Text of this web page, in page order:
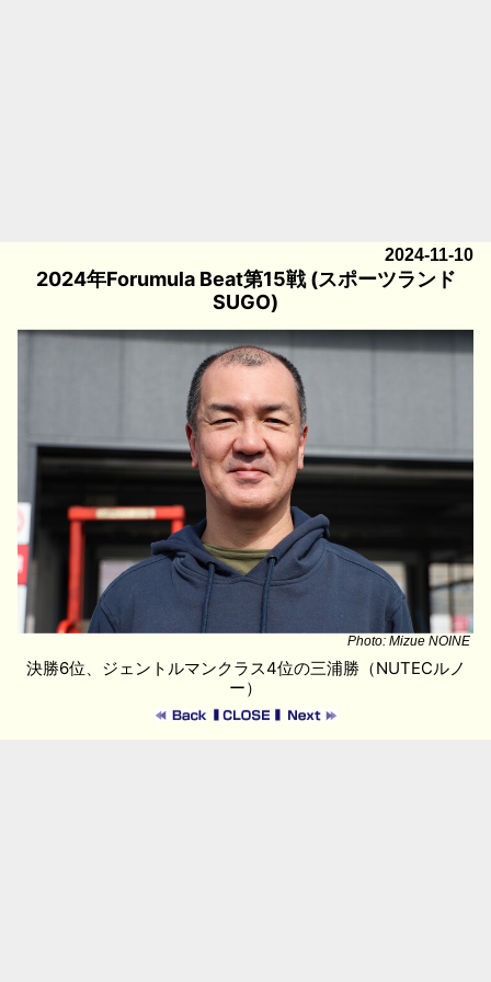
2024-11-10
2024年Forumula Beat第15戦 (スポーツランド
SUGO)
Photo: Mizue NOINE
決勝6位、ジェントルマンクラス4位の三浦勝（NUTECルノ
ー）